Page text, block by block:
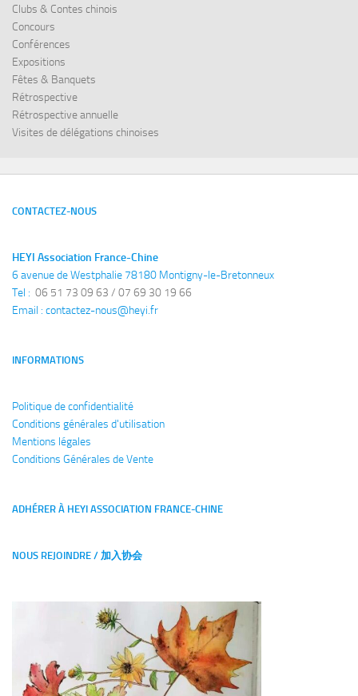
Clubs & Contes chinois
Concours
Conférences
Expositions
Fêtes & Banquets
Rétrospective
Rétrospective annuelle
Visites de délégations chinoises
CONTACTEZ-NOUS
HEYI Association France-Chine
6 avenue de Westphalie 78180 Montigny-le-Bretonneux
Tel : 06 51 73 09 63 / 07 69 30 19 66
Email : contactez-nous@heyi.fr
INFORMATIONS
Politique de confidentialité
Conditions générales d'utilisation
Mentions légales
Conditions Générales de Vente
ADHÉRER À HEYI ASSOCIATION FRANCE-CHINE
NOUS REJOINDRE / 加入协会